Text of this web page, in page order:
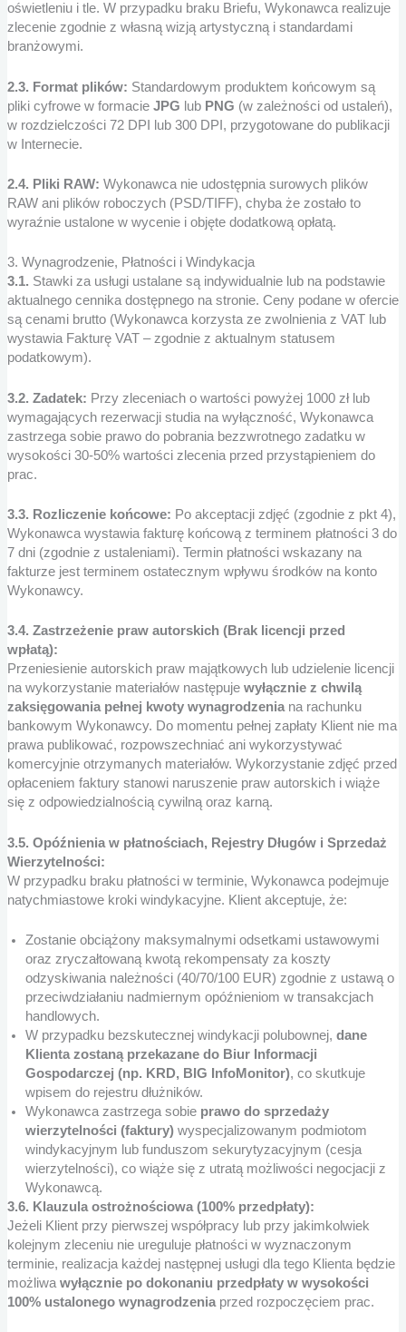
oświetleniu i tle. W przypadku braku Briefu, Wykonawca realizuje
zlecenie zgodnie z własną wizją artystyczną i standardami
branżowymi.
2.3. Format plików: Standardowym produktem końcowym są
pliki cyfrowe w formacie JPG lub PNG (w zależności od ustaleń),
w rozdzielczości 72 DPI lub 300 DPI, przygotowane do publikacji
w Internecie.
2.4. Pliki RAW: Wykonawca nie udostępnia surowych plików
RAW ani plików roboczych (PSD/TIFF), chyba że zostało to
wyraźnie ustalone w wycenie i objęte dodatkową opłatą.
3. Wynagrodzenie, Płatności i Windykacja
3.1. Stawki za usługi ustalane są indywidualnie lub na podstawie
aktualnego cennika dostępnego na stronie. Ceny podane w ofercie
są cenami brutto (Wykonawca korzysta ze zwolnienia z VAT lub
wystawia Fakturę VAT – zgodnie z aktualnym statusem
podatkowym).
3.2. Zadatek: Przy zleceniach o wartości powyżej 1000 zł lub
wymagających rezerwacji studia na wyłączność, Wykonawca
zastrzega sobie prawo do pobrania bezzwrotnego zadatku w
wysokości 30-50% wartości zlecenia przed przystąpieniem do
prac.
3.3. Rozliczenie końcowe: Po akceptacji zdjęć (zgodnie z pkt 4),
Wykonawca wystawia fakturę końcową z terminem płatności 3 do
7 dni (zgodnie z ustaleniami). Termin płatności wskazany na
fakturze jest terminem ostatecznym wpływu środków na konto
Wykonawcy.
3.4. Zastrzeżenie praw autorskich (Brak licencji przed
wpłatą):
Przeniesienie autorskich praw majątkowych lub udzielenie licencji
na wykorzystanie materiałów następuje wyłącznie z chwilą
zaksięgowania pełnej kwoty wynagrodzeniana rachunku
bankowym Wykonawcy. Do momentu pełnej zapłaty Klient nie ma
prawa publikować, rozpowszechniać ani wykorzystywać
komercyjnie otrzymanych materiałów. Wykorzystanie zdjęć przed
opłaceniem faktury stanowi naruszenie praw autorskich i wiąże
się z odpowiedzialnością cywilną oraz karną.
3.5. Opóźnienia w płatnościach, Rejestry Długów i Sprzedaż
Wierzytelności:
W przypadku braku płatności w terminie, Wykonawca podejmuje
natychmiastowe kroki windykacyjne. Klient akceptuje, że:
Zostanie obciążony maksymalnymi odsetkami ustawowymi
oraz zryczałtowaną kwotą rekompensaty za koszty
odzyskiwania należności (40/70/100 EUR) zgodnie z ustawą o
przeciwdziałaniu nadmiernym opóźnieniom w transakcjach
handlowych.
W przypadku bezskutecznej windykacji polubownej, dane
Klienta zostaną przekazane do Biur Informacji
Gospodarczej (np. KRD, BIG InfoMonitor), co skutkuje
wpisem do rejestru dłużników.
Wykonawca zastrzega sobie prawo do sprzedaży
wierzytelności (faktury)wyspecjalizowanym podmiotom
windykacyjnym lub funduszom sekurytyzacyjnym (cesja
wierzytelności), co wiąże się z utratą możliwości negocjacji z
Wykonawcą.
3.6. Klauzula ostrożnościowa (100% przedpłaty):
Jeżeli Klient przy pierwszej współpracy lub przy jakimkolwiek
kolejnym zleceniu nie ureguluje płatności w wyznaczonym
terminie, realizacja każdej następnej usługi dla tego Klienta będzie
możliwa wyłącznie po dokonaniu przedpłaty w wysokości
100% ustalonego wynagrodzeniaprzed rozpoczęciem prac.